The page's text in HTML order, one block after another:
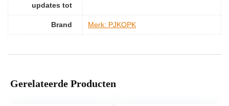
updates tot
Brand Merk: PJKOPK
Gerelateerde Producten